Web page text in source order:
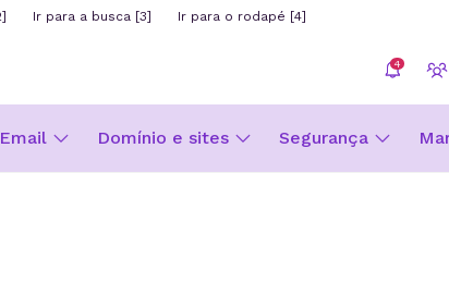
Ir para a busca [3] Ir para o rodapé [4]
4
Email Domínio e sites Segurança